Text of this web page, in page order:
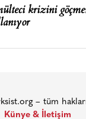
krizini
– tüm hakları
Künye & İletişim